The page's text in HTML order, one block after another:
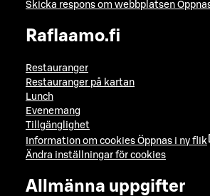
Skicka respons om webbplatsen
Raflaamo.fi
Restauranger
Restauranger på kartan
Lunch
Evenemang
Tillgänglighet
Information om cookies Öppnas i ny flik
Ändra inställningar för cookies
Allmänna uppgifter